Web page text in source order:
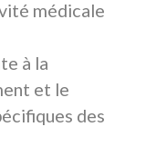
médicale
à la
et le
des